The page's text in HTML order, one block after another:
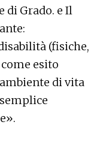
di Grado. e Il
(fisiche,
esito
di vita